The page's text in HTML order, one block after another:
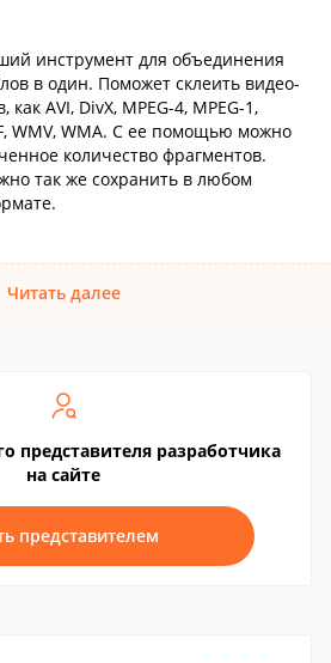
инструмент для объединения
в один. Поможет склеить видео-
AVI, DivX, MPEG-4, MPEG-1,
WMV, WMA. С ее помощью можно
количество фрагментов.
так же сохранить в любом
Читать далее
представителя разработчика
на сайте
представителем